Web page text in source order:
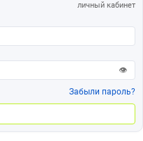
личный кабинет
👁
Забыли пароль?